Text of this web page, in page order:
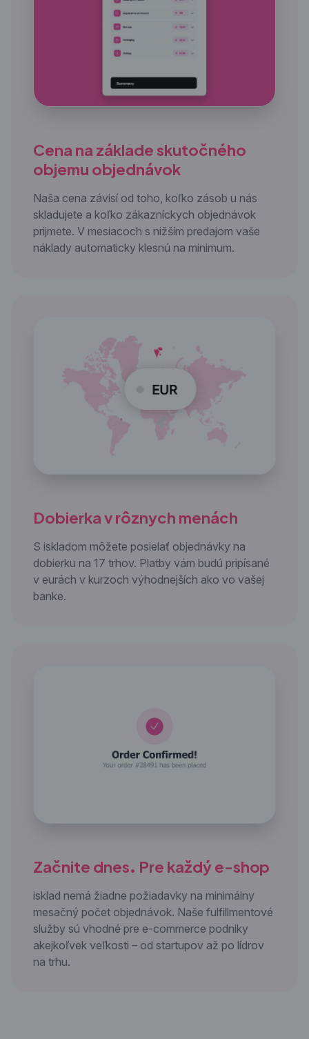
Cena na základe skutočného
objemu objednávok
Naša cena závisí od toho, koľko zásob u nás
skladujete a koľko zákazníckych objednávok
prijmete. V mesiacoch s nižším predajom vaše
náklady automaticky klesnú na minimum.
Dobierka vrôznych menách
S iskladom môžete posielať objednávky na
dobierku na 17 trhov. Platby vám budú pripísané
v eurách v kurzoch výhodnejších ako vo vašej
banke.
Začnite dnes. Pre každý e-shop
isklad nemá žiadne požiadavky na minimálny
mesačný počet objednávok. Naše fulfillmentové
služby sú vhodné pre e-commerce podniky
akejkoľvek veľkosti – od startupov až po lídrov
na trhu.